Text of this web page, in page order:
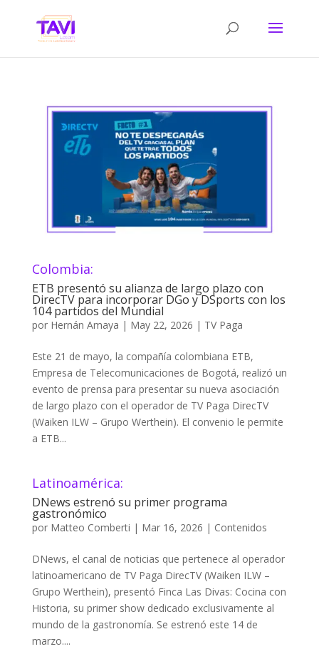
Colombia:
ETB presentó su alianza de largo plazo con
DirecTV para incorporar DGo y DSports con los
104 partidos del Mundial
por Hernán Amaya | May 22, 2026 | TV Paga
Este 21 de mayo, la compañía colombiana ETB,
Empresa de Telecomunicaciones de Bogotá, realizó un
evento de prensa para presentar su nueva asociación
de largo plazo con el operador de TV Paga DirecTV
(Waiken ILW – Grupo Werthein). El convenio le permite
a ETB...
Latinoamérica:
DNews estrenó su primer programa
gastronómico
por Matteo Comberti | Mar 16, 2026 | Contenidos
DNews, el canal de noticias que pertenece al operador
latinoamericano de TV Paga DirecTV (Waiken ILW –
Grupo Werthein), presentó Finca Las Divas: Cocina con
Historia, su primer show dedicado exclusivamente al
mundo de la gastronomía. Se estrenó este 14 de
marzo....